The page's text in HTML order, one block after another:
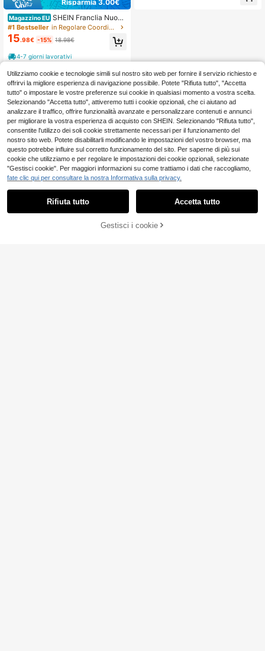
Risparmia 3.00€
Magazzino EU SHEIN Franclia Nuovo
design minimalista, elegante vestito
aderente con scollo a onda cava, c
he trasmette una sensazione di vac
et smanicato a contrasto, adatto pe
#1 Bestseller in Regolare Coordinati di maglioni da donna
15.98€ -15% 18.98€
4-7 giorni lavorativi
AGGIUNGI AL CARRELLO
Utilizziamo cookie e tecnologie simili sul nostro sito web per fornire il servizio richiesto e
offrirvi la migliore esperienza di navigazione possibile. Potete "Rifiuta tutto", "Accetta
tutto" o impostare le vostre preferenze sui cookie in qualsiasi momento a vostra scelta.
Selezionando "Accetta tutto", attiveremo tutti i cookie opzionali, che ci aiutano ad
analizzare il traffico, offrire funzionalità avanzate e personalizzare contenuti e annunci
per migliorare la vostra esperienza di acquisto con SHEIN. Selezionando "Rifiuta tutto",
consentite l'utilizzo dei soli cookie strettamente necessari per il funzionamento del
nostro sito web. Potete disabilitarli modificando le impostazioni del vostro browser, ma
questo potrebbe influire sul corretto funzionamento del sito. Per saperne di più sui
cookie che utilizziamo e per regolare le impostazioni dei cookie opzionali, selezionate
"Gestisci cookie". Per maggiori informazioni su come trattiamo i dati che raccogliamo,
fate clic qui per consultare la nostra Informativa sulla privacy.
Rifiuta tutto Accetta tutto
Gestisci i cookie